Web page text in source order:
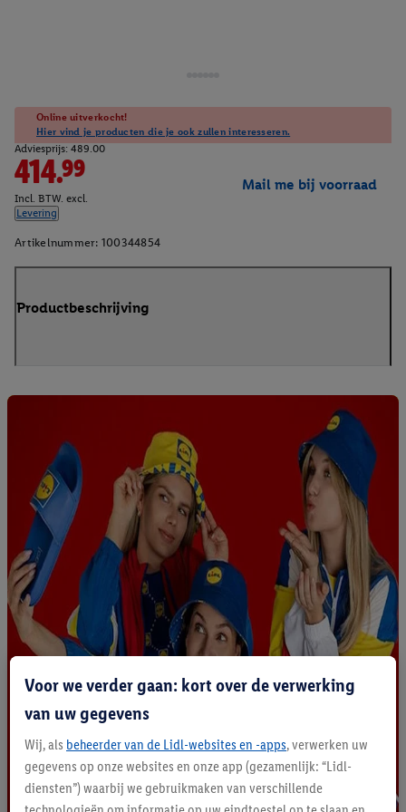
Online uitverkocht!
Hier vind je producten die je ook zullen interesseren.
Adviesprijs: 489.00
414.99
Incl. BTW. excl.
Levering
Mail me bij voorraad
Artikelnummer: 100344854
Productbeschrijving
Voor we verder gaan: kort over de verwerking
van uw gegevens
Wij, als beheerder van de Lidl-websites en -apps, verwerken uw
gegevens op onze websites en onze app (gezamenlijk: “Lidl-
diensten”) waarbij we gebruikmaken van verschillende